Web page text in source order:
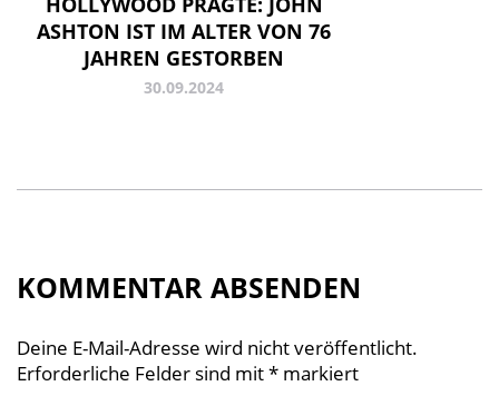
ASHTON IST IM ALTER VON 76
JAHREN GESTORBEN
30.09.2024
KOMMENTAR ABSENDEN
Deine E-Mail-Adresse wird nicht veröffentlicht.
Erforderliche Felder sind mit* markiert